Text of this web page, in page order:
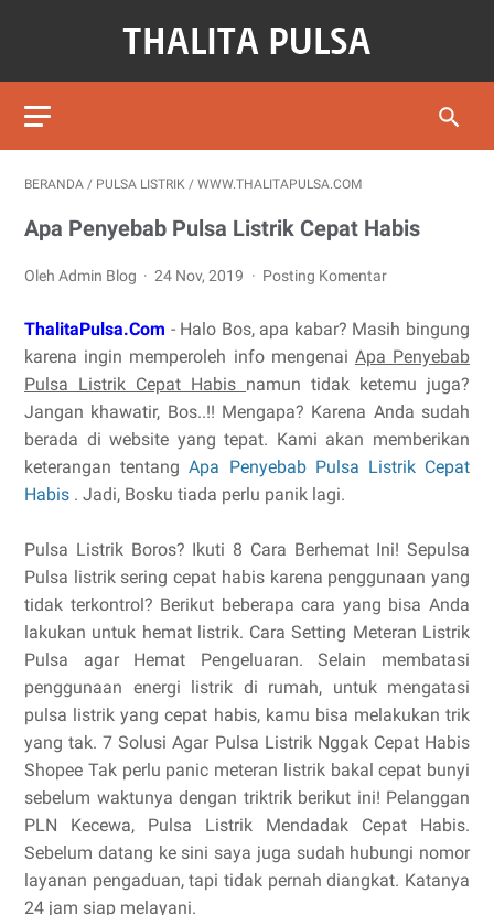
BERANDA / PULSA LISTRIK / WWW.THALITAPULSA.COM
Apa Penyebab Pulsa Listrik Cepat Habis
Oleh Admin Blog 24 Nov, 2019 Posting Komentar
ThalitaPulsa.Com - Halo Bos, apa kabar? Masih bingung
karena ingin memperoleh info mengenai Apa Penyebab
Pulsa Listrik Cepat Habis namun tidak ketemu juga?
Jangan khawatir, Bos..!! Mengapa? Karena Anda sudah
berada di website yang tepat. Kami akan memberikan
keterangan tentangApa Penyebab Pulsa Listrik Cepat
Habis . Jadi, Bosku tiada perlu panik lagi.
Pulsa Listrik Boros? Ikuti 8 Cara Berhemat Ini! Sepulsa
Pulsa listrik sering cepat habis karena penggunaan yang
tidak terkontrol? Berikut beberapa cara yang bisa Anda
lakukan untuk hemat listrik. Cara Setting Meteran Listrik
Pulsa agar Hemat Pengeluaran. Selain membatasi
penggunaan energi listrik di rumah, untuk mengatasi
pulsa listrik yang cepat habis, kamu bisa melakukan trik
yang tak. 7 Solusi Agar Pulsa Listrik Nggak Cepat Habis
Shopee Tak perlu panic meteran listrik bakal cepat bunyi
sebelum waktunya dengan triktrik berikut ini! Pelanggan
PLN Kecewa, Pulsa Listrik Mendadak Cepat Habis.
Sebelum datang ke sini saya juga sudah hubungi nomor
layanan pengaduan, tapi tidak pernah diangkat. Katanya
24 jam siap melayani.